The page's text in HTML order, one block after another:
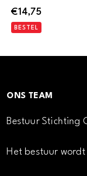
€14,75
BESTEL
ONS TEAM
Bestuur Stichting
Het bestuur